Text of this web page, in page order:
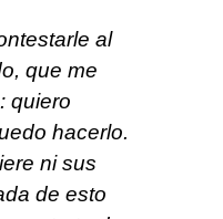
al
que me
quiero
hacerlo.
ni sus
de esto